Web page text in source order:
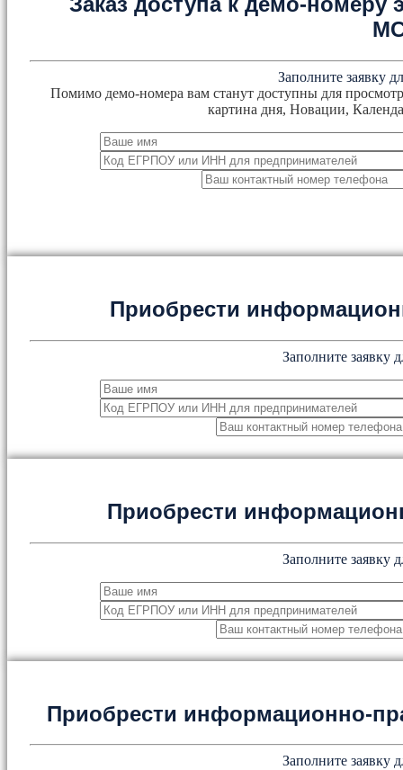
Заполните заявку
Помимо демо-номера вам станут доступны для
картина дня, Новации,
Приобрести
Заполните заявку
Приобрести
Заполните заявку
Приобрести информационно-
Заполните заявку